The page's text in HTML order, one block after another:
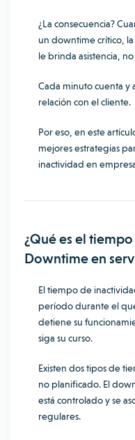
¿La consecuencia?
un downtime crítico,
le brinda asistencia,
Cada minuto cuenta y
relación con el cliente.
Por eso, en este
mejores estrategias
inactividad en
¿Qué es el
Downtime en
El tiempo de
período durante el
detiene su
siga su curso.
Existen dos tipos de
no planificado. El
está controlado y se
regulares.